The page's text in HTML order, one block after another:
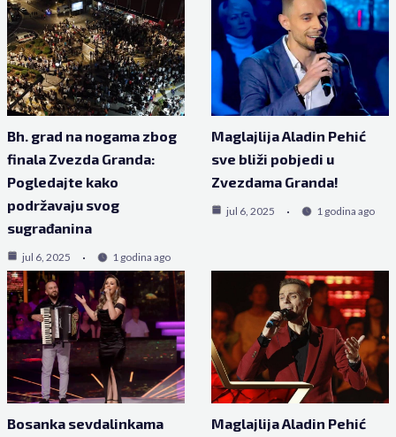
Bh. grad na nogama zbog
finala Zvezda Granda:
Pogledajte kako
podržavaju svog
sugrađanina
jul 6, 2025 1 godina ago
Maglajlija Aladin Pehić
sve bliži pobjedi u
Zvezdama Granda!
jul 6, 2025 1 godina ago
Bosanka sevdalinkama
Maglajlija Aladin Pehić